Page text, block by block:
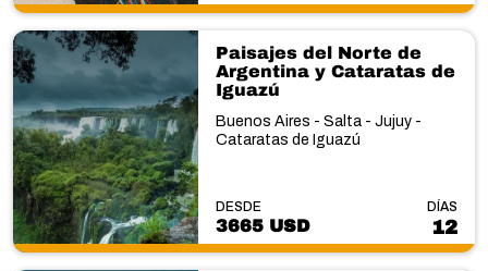
Paisajes del Norte de
Argentina y Cataratas de
Iguazú
Buenos Aires - Salta - Jujuy -
Cataratas de Iguazú
DESDE
3665 USD
DÍAS
12